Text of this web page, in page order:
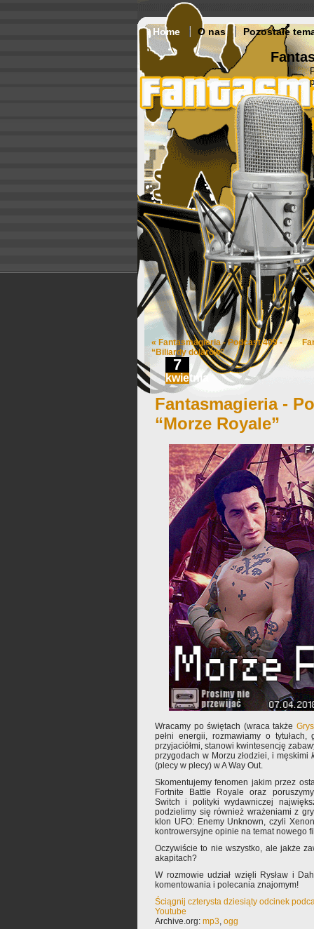
Home O nas Pozostałe
« Fantasmagieria - Podcast 409 -
“Biliardy dolarów”
7
kwietnia
Fantasmagieria -
“Morze Royale”
Wracamy po świętach (wraca także
pełni energii, rozmawiamy o tytułach,
przyjaciółmi, stanowi kwintesencję
przygodach w Morzu złodziei, i męskimi
(plecy w plecy) w A Way Out.
Skomentujemy fenomen jakim przez
Fortnite Battle Royale oraz
Switch i polityki wydawniczej
podzielimy się również wrażeniami z
klon UFO: Enemy Unknown, czyli
kontrowersyjne opinie na temat nowego
Oczywiście to nie wszystko, ale jakże
akapitach?
W rozmowie udział wzięli Rysław i
komentowania i polecania znajomym!
Ściągnij czterysta dziesiąty odcinek
Youtube
Archive.org: mp3, ogg